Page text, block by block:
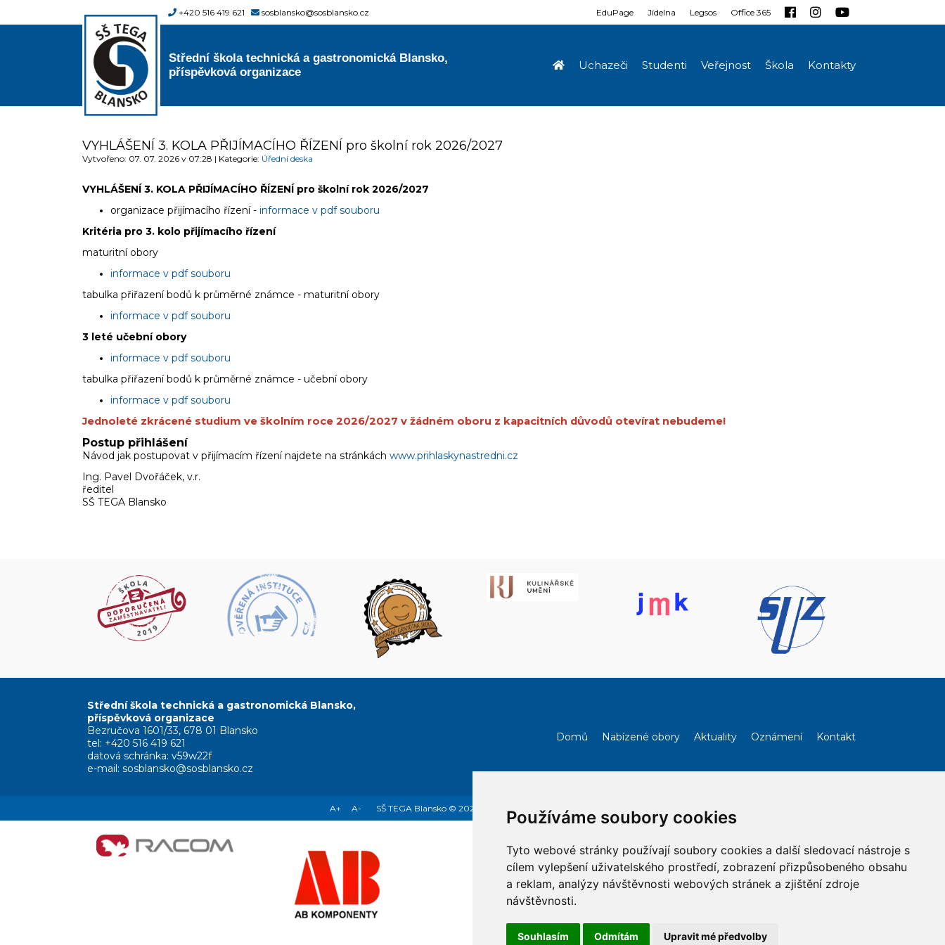
Používáme soubory cookies
Tyto webové stránky používají soubory cookies a další sledovací nástroje s
cílem vylepšení uživatelského prostředí, zobrazení přizpůsobeného obsahu
a reklam, analýzy návštěvnosti webových stránek a zjištění zdroje
návštěvnosti.
Souhlasím Odmítám Upravit mé předvolby
+420 516 419 621 sosblansko@sosblansko.cz EduPage Jídelna Legsos Office 365
Střední škola technická a gastronomická Blansko,
příspěvková organizace
Uchazeči Studenti Veřejnost Škola Kontakty
VYHLÁŠENÍ 3. KOLA PŘIJÍMACÍHO ŘÍZENÍ pro školní rok 2026/2027
Vytvořeno: 07. 07. 2026 v 07:28 | Kategorie: Úřední deska
VYHLÁŠENÍ 3. KOLA PŘIJÍMACÍHO ŘÍZENÍ pro školní rok 2026/2027
organizace přijímacího řízení - informace v pdf souboru
Kritéria pro 3. kolo přijímacího řízení
maturitní obory
informace v pdf souboru
tabulka přiřazení bodů k průměrné známce - maturitní obory
informace v pdf souboru
3 leté učební obory
informace v pdf souboru
tabulka přiřazení bodů k průměrné známce - učební obory
informace v pdf souboru
Jednoleté zkrácené studium ve školním roce 2026/2027 v žádném oboru z kapacitních důvodů otevírat nebudeme!
Postup přihlášení
Návod jak postupovat v přijímacím řízení najdete na stránkách www.prihlaskynastredni.cz
Ing. Pavel Dvořáček, v.r.
ředitel
SŠ TEGA Blansko
Střední škola technická a gastronomická Blansko,
příspěvková organizace
Bezručova 1601/33, 678 01 Blansko
tel: +420 516 419 621
datová schránka: v59w22f
e-mail: sosblansko@sosblansko.cz
Domů Nabízené obory Aktuality Oznámení Kontakt
A+ A- SŠ TEGA Blansko © 2026 - Tvorba webových stránek Brno